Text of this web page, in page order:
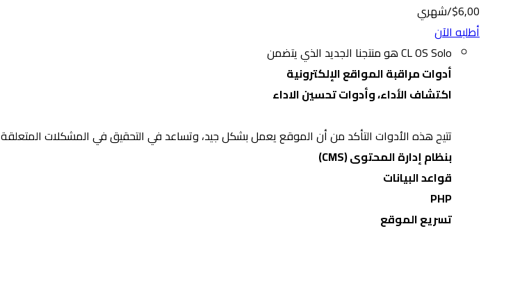
$6,00/شهري
أطلبه الآن
CL OS Solo هو منتجنا الجديد الذي يتضمن
أدوات مراقبة المواقع الإلكترونية
اكتشاف الأداء، وأدوات تحسين الاداء
تتيح هذه الأدوات التأكد من أن الموقع يعمل بشكل جيد، وتساعد في التحقيق في المشكلات المتعلقة
بنظام إدارة المحتوى (CMS)
قواعد البيانات
PHP
تسريع الموقع